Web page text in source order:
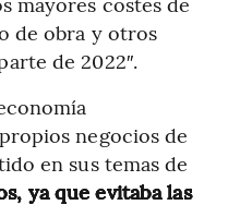
de obra y otros
de 2022″.
negocios de
en sus temas de
ya que evitaba las